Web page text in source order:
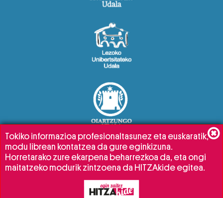
Tokiko informazioa profesionaltasunez eta euskaratik,
modu librean kontatzea da gure eginkizuna.
Horretarako zure ekarpena beharrezkoa da, eta ongi
maitatzeko modurik zintzoena da HITZAkide egitea.